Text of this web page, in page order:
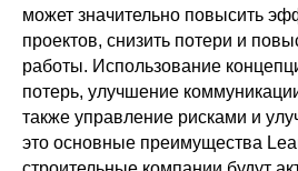
может значительно повысить
проектов, снизить потери и
работы. Использование
потерь, улучшение
также управление рисками и
это основные преимущества